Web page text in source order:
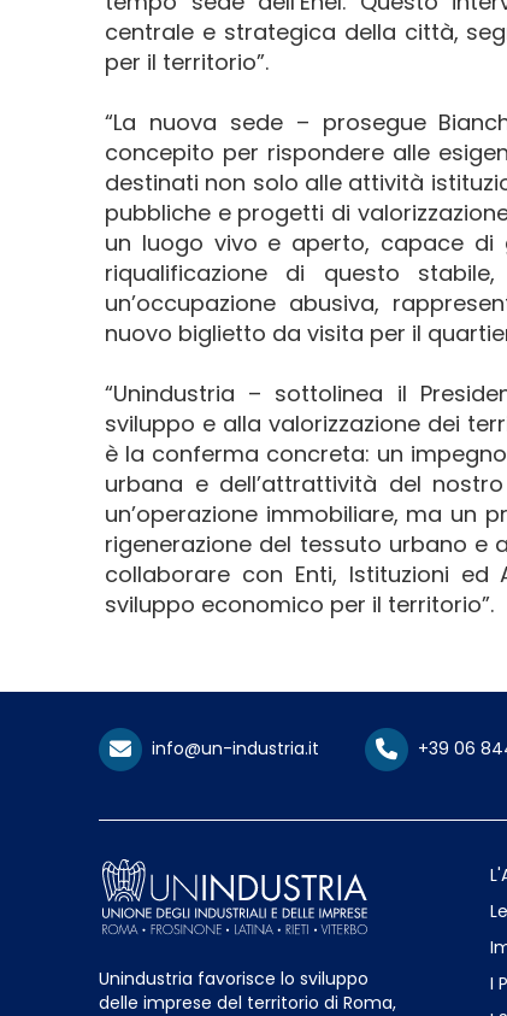
centrale e strategica della città,
per il territorio”.
“La nuova sede – prosegue
concepito per rispondere alle
destinati non solo alle attività
pubbliche e progetti di
un luogo vivo e aperto, capace di
riqualificazione di questo
un’occupazione abusiva,
nuovo biglietto da visita per il
“Unindustria – sottolinea il
sviluppo e alla valorizzazione dei
è la conferma concreta: un
urbana e dell’attrattività del
un’operazione immobiliare, ma un
rigenerazione del tessuto urbano e
collaborare con Enti, Istituzioni
sviluppo economico per il territorio”.
info@un-industria.it +39 06
Unindustria favorisce lo sviluppo
delle imprese del territorio di Roma,
I